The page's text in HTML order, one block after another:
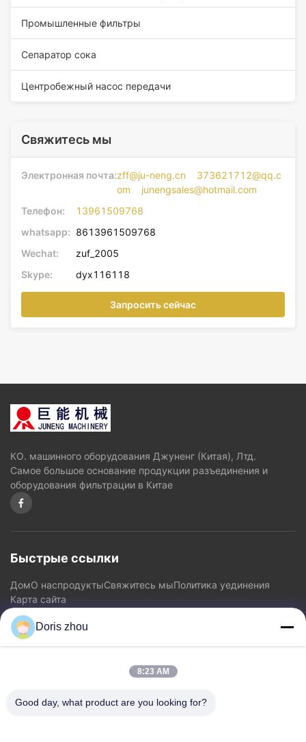
Промышленные фильтры
Сепаратор сока
Центробежный насос передачи
Свяжитесь мы
Электронная почта:zff@ju-neng.cn 373621712@qq.c
om junengsales@hotmail.com
Телефон:
13961509768
whatsapp: 8613961509768
Wechat:
zuf_2005
Skype:
dyx116118
Запросить сейчас
КО. машинного оборудования Джуненг (Китая), Лтд.
Самое большое основание продукции разъединения и
оборудования фильтрации в Китае
Быстрые ссылки
ДомО наспродуктыСвяжитесь мыПолитика уединения
Карта сайта
Свяжитесь мы
Адрес: Дорога Chaoyang, городок Zhotie, город Цзянсу
Doris zhou
8:23 AM
Good day, what product are you looking for?